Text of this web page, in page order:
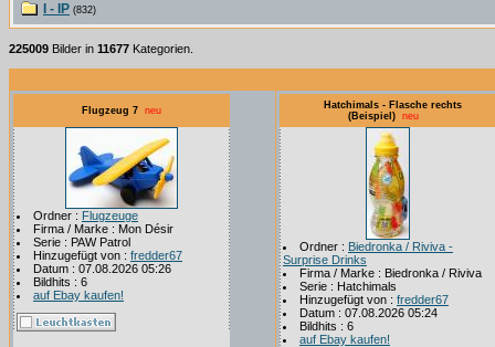
I - IP (832)
225009 Bilder in 11677 Kategorien.
Flugzeug 7 neu
Ordner : Flugzeuge
Firma / Marke : Mon Désir
Serie : PAW Patrol
Hinzugefügt von : fredder67
Datum : 07.08.2026 05:26
Bildhits : 6
auf Ebay kaufen!
Hatchimals - Flasche rechts
(Beispiel)
neu
Ordner : Biedronka / Riviva -
Surprise Drinks
Firma / Marke : Biedronka / Riviva
Serie : Hatchimals
Hinzugefügt von : fredder67
Datum : 07.08.2026 05:24
Bildhits : 6
auf Ebay kaufen!